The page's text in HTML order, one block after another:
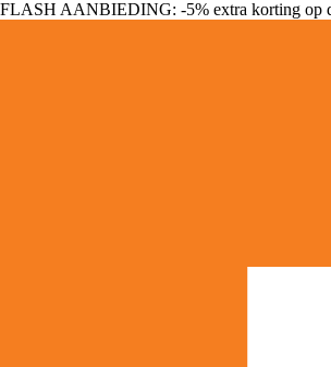
FLASH AANBIEDING: -5% extra korting op